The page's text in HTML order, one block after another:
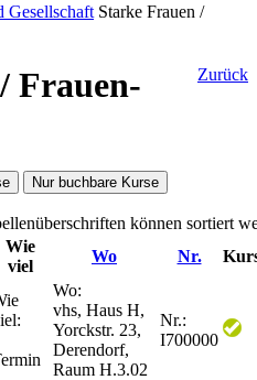
Gesellschaft Starke Frauen /
Zurück
Frauen-
Nur buchbare Kurse
können sortiert
Wie
viel
Wo Nr.
Wo:
vhs, Haus H,
Yorckstr. 23,
Derendorf,
Raum H.3.02
Nr.:
I700000